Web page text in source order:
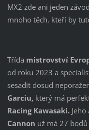
MX2 zde ani jeden
mnoho těch, kteří by
Třída mistrovství
od roku 2023 a
sesadit dosud
Garciu,který má
Racing Kawasaki.Jeho
Cannon už má 27